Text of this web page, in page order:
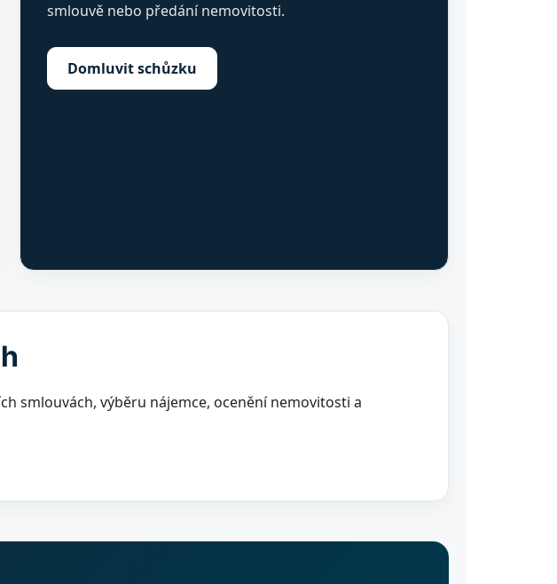
smlouvě nebo předání nemovitosti.
Domluvit schůzku
smlouvách, výběru nájemce, ocenění nemovitosti a